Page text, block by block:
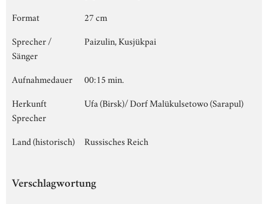
Format
27 cm
Sprecher /
Sänger
Paizulin, Kusjükpai
Aufnahmedauer
00:15 min.
Herkunft
Sprecher
Ufa (Birsk)/ Dorf Malükulsetowo (Sarapul)
Land (historisch) Russisches Reich
Verschlagwortung